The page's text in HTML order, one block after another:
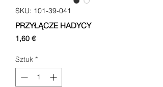
SKU: 101-39-041
PRZYŁĄCZE HADYCY
1,60 €Cena
Sztuk *